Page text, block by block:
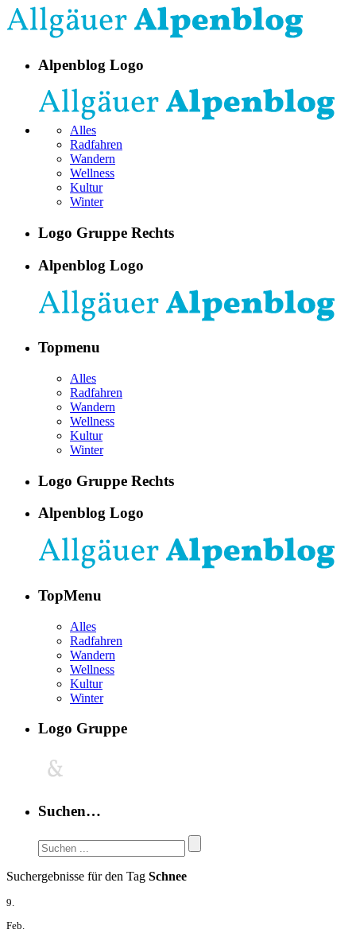
Alpenblog Logo
Alles
Radfahren
Wandern
Wellness
Kultur
Winter
Logo Gruppe Rechts
Alpenblog Logo
Topmenu
Alles
Radfahren
Wandern
Wellness
Kultur
Winter
Logo Gruppe Rechts
Alpenblog Logo
TopMenu
Alles
Radfahren
Wandern
Wellness
Kultur
Winter
Logo Gruppe
Suchen…
Suchergebnisse für den Tag Schnee
9.
Feb.